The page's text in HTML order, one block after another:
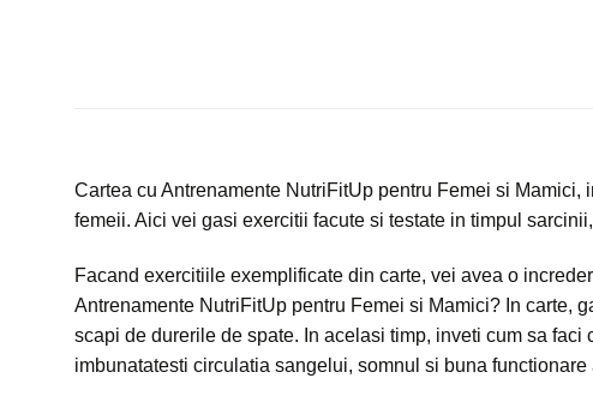
Cartea cu Antrenamente NutriFitUp pentru Femei si
femeii. Aici vei gasi exercitii facute si testate in timpul
Facand exercitiile exemplificate din carte, vei avea o
Antrenamente NutriFitUp pentru Femei si Mamici? In carte,
scapi de durerile de spate. In acelasi timp, inveti cum sa
imbunatatesti circulatia sangelui, somnul si buna functionare